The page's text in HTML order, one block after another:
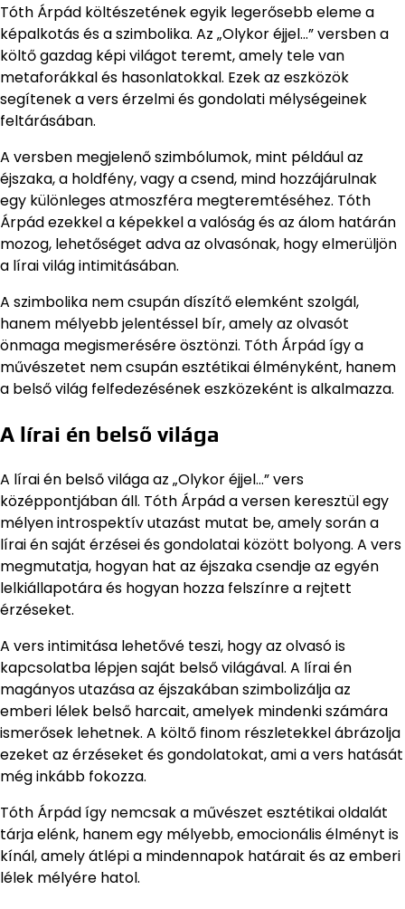
Tóth Árpád költészetének egyik legerősebb eleme a
képalkotás és a szimbolika. Az „Olykor éjjel…” versben a
költő gazdag képi világot teremt, amely tele van
metaforákkal és hasonlatokkal. Ezek az eszközök
segítenek a vers érzelmi és gondolati mélységeinek
feltárásában.
A versben megjelenő szimbólumok, mint például az
éjszaka, a holdfény, vagy a csend, mind hozzájárulnak
egy különleges atmoszféra megteremtéséhez. Tóth
Árpád ezekkel a képekkel a valóság és az álom határán
mozog, lehetőséget adva az olvasónak, hogy elmerüljön
a lírai világ intimitásában.
A szimbolika nem csupán díszítő elemként szolgál,
hanem mélyebb jelentéssel bír, amely az olvasót
önmaga megismerésére ösztönzi. Tóth Árpád így a
művészetet nem csupán esztétikai élményként, hanem
a belső világ felfedezésének eszközeként is alkalmazza.
A lírai én belső világa
A lírai én belső világa az „Olykor éjjel…” vers
középpontjában áll. Tóth Árpád a versen keresztül egy
mélyen introspektív utazást mutat be, amely során a
lírai én saját érzései és gondolatai között bolyong. A vers
megmutatja, hogyan hat az éjszaka csendje az egyén
lelkiállapotára és hogyan hozza felszínre a rejtett
érzéseket.
A vers intimitása lehetővé teszi, hogy az olvasó is
kapcsolatba lépjen saját belső világával. A lírai én
magányos utazása az éjszakában szimbolizálja az
emberi lélek belső harcait, amelyek mindenki számára
ismerősek lehetnek. A költő finom részletekkel ábrázolja
ezeket az érzéseket és gondolatokat, ami a vers hatását
még inkább fokozza.
Tóth Árpád így nemcsak a művészet esztétikai oldalát
tárja elénk, hanem egy mélyebb, emocionális élményt is
kínál, amely átlépi a mindennapok határait és az emberi
lélek mélyére hatol.